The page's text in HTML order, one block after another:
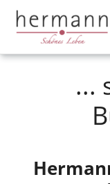
Direkt
...